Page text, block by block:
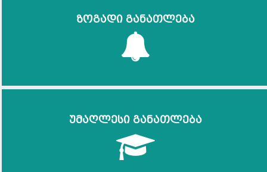
ზოგადი განათლება
უმაღლესი განათლება